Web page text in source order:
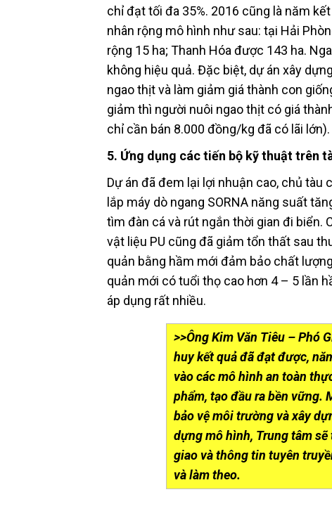
chỉ đạt tối đa 35%. 2016 cũng là năm
nhân rộng mô hình như sau: tại Hải
rộng 15 ha; Thanh Hóa được 143 ha.
không hiệu quả. Đặc biệt, dự án xây
ngao thịt và làm giảm giá thành con
giảm thì người nuôi ngao thịt có giá
chỉ cần bán 8.000 đồng/kg đã có lãi lớn).
5. Ứng dụng các tiến bộ kỹ thuật trên
Dự án đã đem lại lợi nhuận cao, chủ tàu
lắp máy dò ngang SORNA năng suất
tìm đàn cá và rút ngắn thời gian đi biển.
vật liệu PU cũng đã giảm tổn thất sau
quản bằng hầm mới đảm bảo chất
quản mới có tuổi thọ cao hơn 4 – 5 lần
áp dụng rất nhiều.
>>Ông Kim Văn Tiêu – Phó
huy kết quả đã đạt được,
vào các mô hình an toàn
phẩm, tạo đầu ra bền vững.
bảo vệ môi trường và xây
dựng mô hình, Trung tâm
giao và thông tin tuyên
và làm theo.